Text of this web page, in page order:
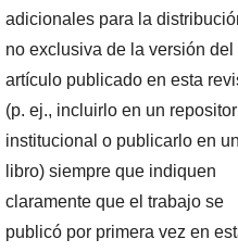
adicionales para la
no exclusiva de la versión del
artículo publicado en esta
(p. ej., incluirlo en un
institucional o publicarlo en un
libro) siempre que indiquen
claramente que el trabajo se
publicó por primera vez en